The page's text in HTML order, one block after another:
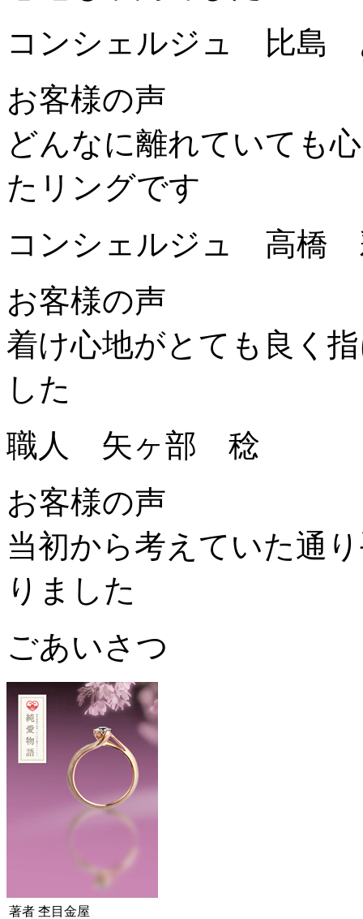
コンシェルジュ 比島
お客様の声
どんなに離れていても
たリングです
コンシェルジュ 高橋
お客様の声
着け心地がとても良く
した
職人 矢ヶ部 稔
お客様の声
当初から考えていた通
りました
ごあいさつ
著者 杢目金屋